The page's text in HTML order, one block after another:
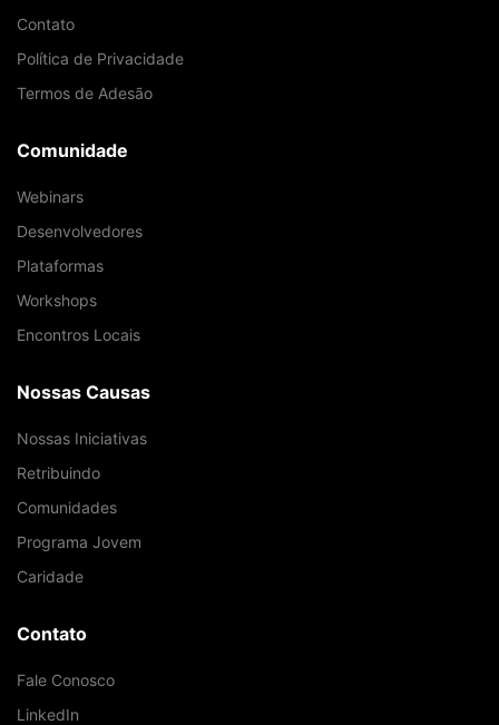
Contato
Política de Privacidade
Termos de Adesão
Comunidade
Webinars
Desenvolvedores
Plataformas
Workshops
Encontros Locais
Nossas Causas
Nossas Iniciativas
Retribuindo
Comunidades
Programa Jovem
Caridade
Contato
Fale Conosco
LinkedIn